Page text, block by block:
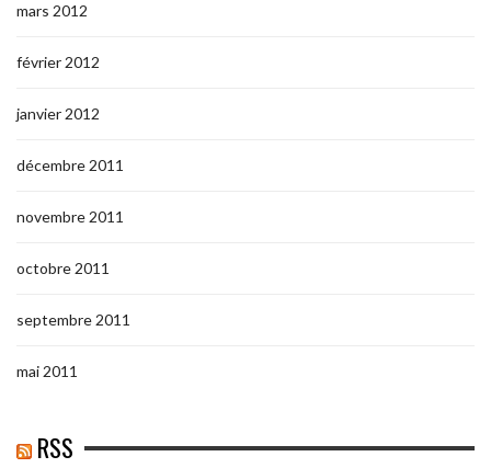
mars 2012
février 2012
janvier 2012
décembre 2011
novembre 2011
octobre 2011
septembre 2011
mai 2011
RSS